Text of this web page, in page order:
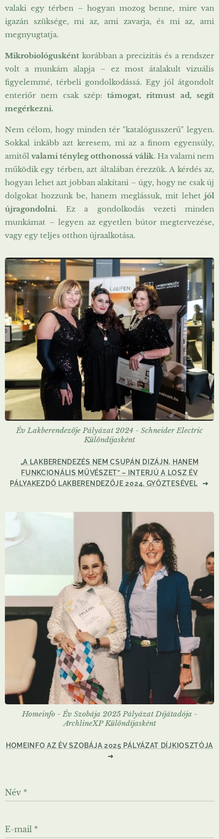
valaki egy térben – hogyan mozog benne, mire van
igazán szüksége, mi az, ami zavarja, és mi az, ami
megnyugtatja.
Mikrobiológusként korábban a precizitás és a rendszer
volt a munkám alapja – ez most átalakult vizuális
figyelemmé, térbeli gondolkodássá. Egy jól átgondolt
enteriőr nem csak szép:támogat, ritmust ad, segít
megérkezni.
Nem célom, hogy minden tér "katalógusszerű" legyen.
Sokkal inkább azt keresem, mi az a finom egyensúly,
amitől valami tényleg otthonossá válik. Ha valami nem
működik egy térben, azt általában érezzük. A kérdés az,
hogyan lehet azt jobban alakítani – úgy, hogy ne csak új
dolgokat hozzunk be, hanem meglássuk, mit lehet jól
újragondolni. Ez a gondolkodás vezeti minden
munkámat – legyen az egyetlen bútor megtervezése,
vagy egy teljes otthon újraalkotása.
Év Lakberendezője Pályázat 2024 - Schneider Electric
Különdíjasként
„A LAKBERENDEZÉS NEM CSUPÁN DIZÁJN, HANEM
FUNKCIONÁLIS MŰVÉSZET” – INTERJÚ A LOSZ ÉV
PÁLYAKEZDŐ LAKBERENDEZŐJE 2024. GYŐZTESÉVEL
Homeinfo - Év Szobája 2025 Pályázat Díjátadója -
ArchlineXP Különdíjasként
HOMEINFO AZ ÉV SZOBÁJA 2025 PÁLYÁZAT DÍJKIOSZTÓJA
Név
E-mail